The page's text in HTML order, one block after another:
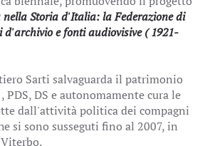
Storia d'Italia: la Federazione di
e fonti audiovisive ( 1921-
Sarti salvaguarda il patrimonio
DS e autonomamente cura le
dall'attività politica dei compagni
si sono susseguti fino al 2007, in